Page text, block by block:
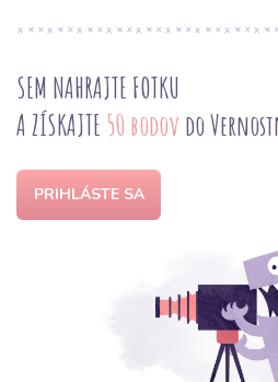
SEM NAHRAJTE FOTKU
A ZÍSKAJTE 50 bodov do
PRIHLÁSTE SA